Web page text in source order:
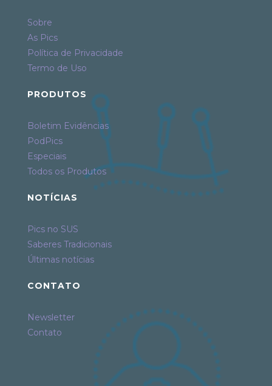
Sobre
As Pics
Política de Privacidade
Termo de Uso
PRODUTOS
Boletim Evidências
PodPics
Especiais
Todos os Produtos
NOTÍCIAS
Pics no SUS
Saberes Tradicionais
Últimas notícias
CONTATO
Newsletter
Contato